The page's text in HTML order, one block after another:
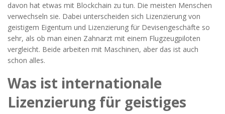
davon hat etwas mit Blockchain zu tun. Die meisten Menschen
verwechseln sie. Dabei unterscheiden sich Lizenzierung von
geistigem Eigentum und Lizenzierung für Devisengeschäfte so
sehr, als ob man einen Zahnarzt mit einem Flugzeugpiloten
vergleicht. Beide arbeiten mit Maschinen, aber das ist auch
schon alles.
Was ist internationale
Lizenzierung für geistiges